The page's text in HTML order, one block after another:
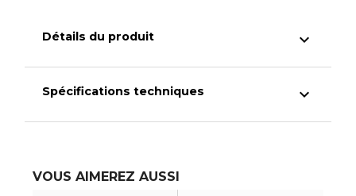
Détails du produit expand_less
Spécifications techniques expand_less
VOUS AIMEREZ AUSSI